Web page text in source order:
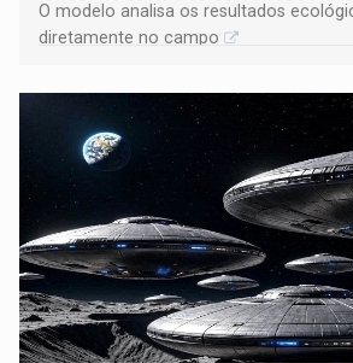
O modelo analisa os resultados
diretamente no campo